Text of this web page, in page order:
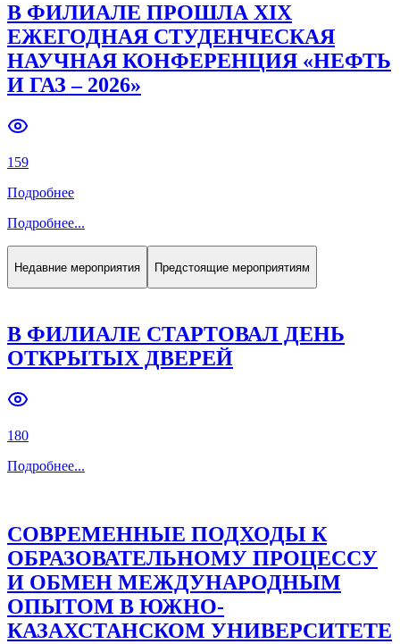
В ФИЛИАЛЕ ПРОШЛА XIX
ЕЖЕГОДНАЯ СТУДЕНЧЕСКАЯ
НАУЧНАЯ КОНФЕРЕНЦИЯ «НЕФТЬ
И ГАЗ – 2026»
159
Подробнее
Подробнее...
Недавние мероприятия Предстоящие мероприятиям
В ФИЛИАЛЕ СТАРТОВАЛ ДЕНЬ
ОТКРЫТЫХ ДВЕРЕЙ
180
Подробнее...
СОВРЕМЕННЫЕ ПОДХОДЫ К
ОБРАЗОВАТЕЛЬНОМУ ПРОЦЕССУ
И ОБМЕН МЕЖДУНАРОДНЫМ
ОПЫТОМ В ЮЖНО-
КАЗАХСТАНСКОМ УНИВЕРСИТЕТЕ